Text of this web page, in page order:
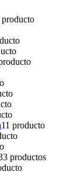
producto
11 producto
3 productos